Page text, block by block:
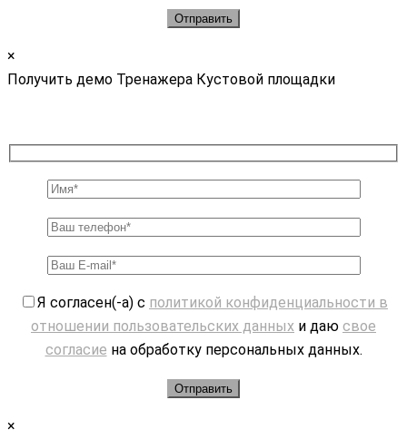
×
Получить демо Тренажера Кустовой площадки
Я согласен(-а) с политикой конфиденциальности в
отношении пользовательских данных и даю свое
согласие на обработку персональных данных.
×